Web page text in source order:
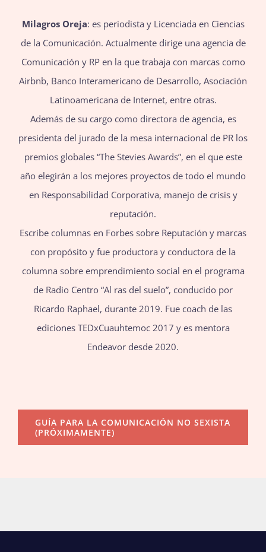
Milagros Oreja: es periodista y Licenciada en Ciencias
de la Comunicación. Actualmente dirige una agencia de
Comunicación y RP en la que trabaja con marcas como
Airbnb, Banco Interamericano de Desarrollo, Asociación
Latinoamericana de Internet, entre otras.
Además de su cargo como directora de agencia, es
presidenta del jurado de la mesa internacional de PR los
premios globales “The Stevies Awards”, en el que este
año elegirán a los mejores proyectos de todo el mundo
en Responsabilidad Corporativa, manejo de crisis y
reputación.
Escribe columnas en Forbes sobre Reputación y marcas
con propósito y fue productora y conductora de la
columna sobre emprendimiento social en el programa
de Radio Centro “Al ras del suelo”, conducido por
Ricardo Raphael, durante 2019. Fue coach de las
ediciones TEDxCuauhtemoc 2017 y es mentora
Endeavor desde 2020.
GUÍA PARA LA COMUNICACIÓN NO SEXISTA
(PRÓXIMAMENTE)